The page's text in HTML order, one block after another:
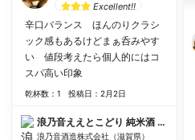
Excellent!!
辛口バランス ほんのりクラシ
ック感もあるけどまぁ呑みやす
い 値段考えたら個人的にはコ
スパ高い印象
乾杯数：1 投稿日：2月2日
浪乃音ええとこどり 純米酒 超辛口
浪乃音酒造株式会社（滋賀県）